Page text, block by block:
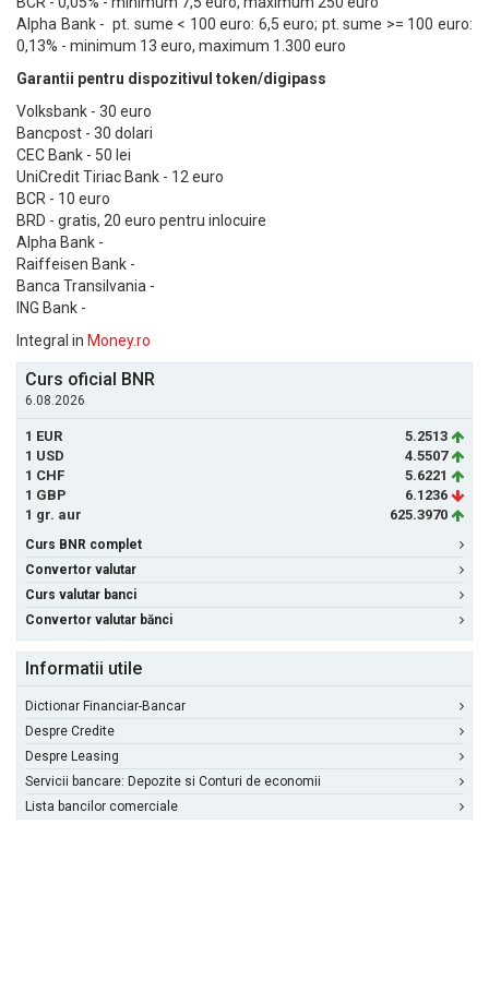
Alpha Bank - pt. sume < 100 euro: 6,5 euro; pt. sume >= 100 euro:
0,13% - minimum 13 euro, maximum 1.300 euro
Garantii pentru dispozitivul token/digipass
Volksbank - 30 euro
Bancpost - 30 dolari
CEC Bank - 50 lei
UniCredit Tiriac Bank - 12 euro
BCR - 10 euro
BRD - gratis, 20 euro pentru inlocuire
Alpha Bank -
Raiffeisen Bank -
Banca Transilvania -
ING Bank -
Integral in Money.ro
Curs oficial BNR
6.08.2026
1 EUR
5.2513
1 USD
4.5507
1 CHF
5.6221
1 GBP
6.1236
1 gr. aur
625.3970
Curs BNR complet
Convertor valutar
Curs valutar banci
Convertor valutar bănci
Informatii utile
Dictionar Financiar-Bancar
Despre Credite
Despre Leasing
Servicii bancare: Depozite si Conturi de economii
Lista bancilor comerciale